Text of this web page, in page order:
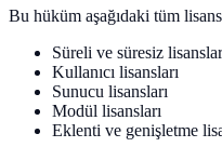
Bu hüküm aşağıdaki tüm
Süreli ve süresiz lisanslar
Kullanıcı lisansları
Sunucu lisansları
Modül lisansları
Eklenti ve genişletme